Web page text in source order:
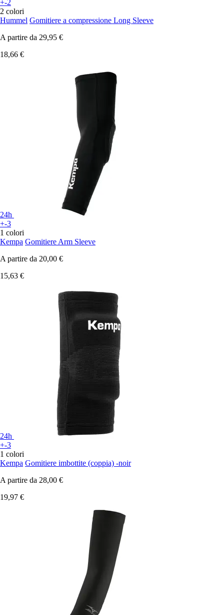
+-2
2 colori
Hummel Gomitiere a compressione Long Sleeve
A partire da 29,95 €
18,66 €
24h
+-3
1 colori
Kempa Gomitiere Arm Sleeve
A partire da 20,00 €
15,63 €
24h
+-3
1 colori
Kempa Gomitiere imbottite (coppia) -noir
A partire da 28,00 €
19,97 €